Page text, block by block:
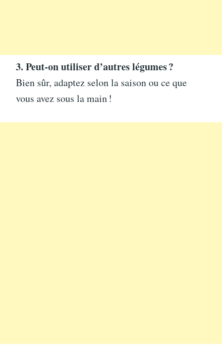
3. Peut-on utiliser d’autres légumes ?
Bien sûr, adaptez selon la saison ou ce que
vous avez sous la main !